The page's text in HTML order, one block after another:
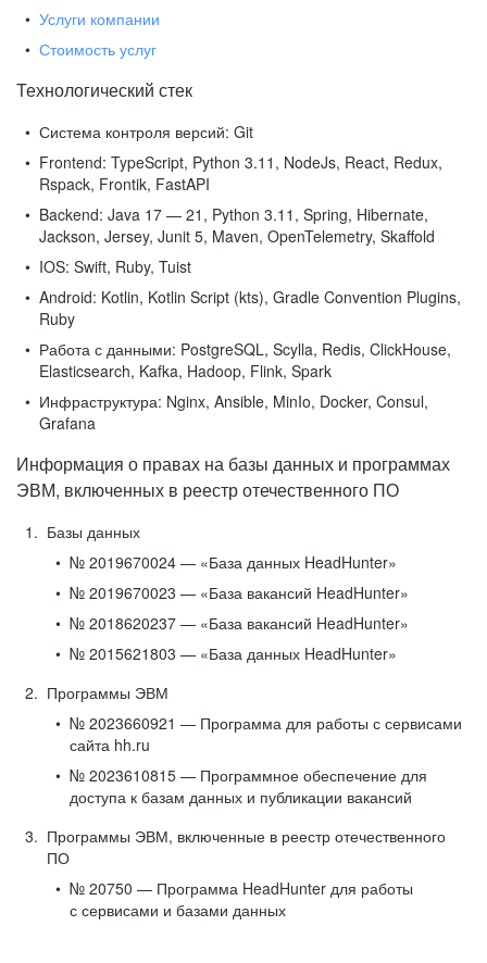
Услуги компании
Стоимость услуг
Технологический стек
Система контроля версий: Git
Frontend: TypeScript, Python 3.11, NodeJs, React, Redux,
Rspack, Frontik, FastAPI
Backend: Java 17 — 21, Python 3.11, Spring, Hibernate,
Jackson, Jersey, Junit 5, Maven, OpenTelemetry, Skaffold
IOS: Swift, Ruby, Tuist
Android: Kotlin, Kotlin Script (kts), Gradle Convention Plugins,
Ruby
Работа с данными: PostgreSQL, Scylla, Redis, ClickHouse,
Elasticsearch, Kafka, Hadoop, Flink, Spark
Инфраструктура: Nginx, Ansible, MinIo, Docker, Consul,
Grafana
Информация о правах на базы данных и программах
ЭВМ, включенных в реестр отечественного ПО
Базы данных
№ 2019670024 — «База данных HeadHunter»
№ 2019670023 — «База вакансий HeadHunter»
№ 2018620237 — «База вакансий HeadHunter»
№ 2015621803 — «База данных HeadHunter»
Программы ЭВМ
№ 2023660921 — Программа для работы с сервисами
сайта hh.ru
№ 2023610815 — Программное обеспечение для
доступа к базам данных и публикации вакансий
Программы ЭВМ, включенные в реестр отечественного
ПО
№ 20750 — Программа HeadHunter для работы
с сервисами и базами данных